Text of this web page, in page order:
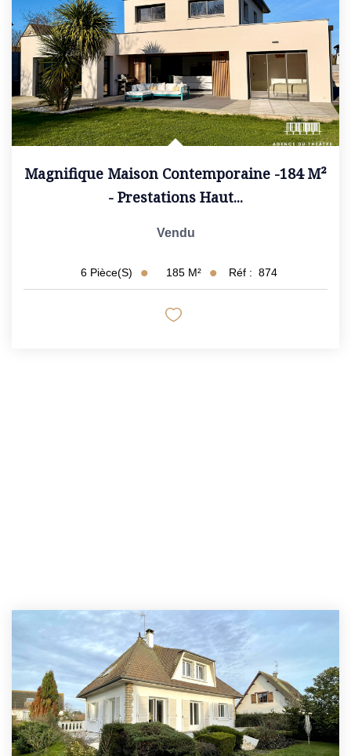
Magnifique Maison Contemporaine -184 M²
- Prestations Haut...
Vendu
6 Pièce(s) 185 M² Réf : 874